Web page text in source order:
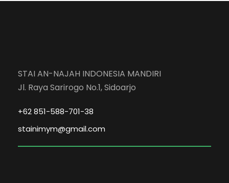
STAI AN-NAJAH INDONESIA MANDIRI
Jl. Raya Sarirogo No.1, Sidoarjo
+62 851-588-701-38
stainimym@gmail.com